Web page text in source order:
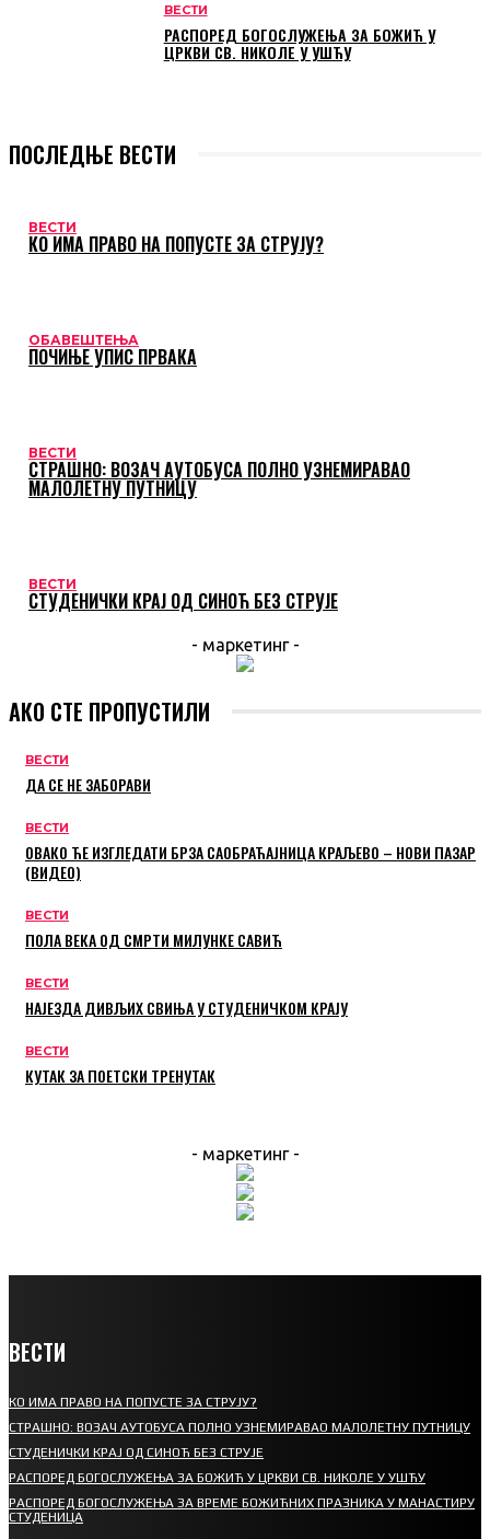
ВЕСТИ
РАСПОРЕД БОГОСЛУЖЕЊА ЗА БОЖИЋ У
ЦРКВИ СВ. НИКОЛЕ У УШЋУ
ПОСЛЕДЊЕ ВЕСТИ
ВЕСТИ
КО ИМА ПРАВО НА ПОПУСТЕ ЗА СТРУЈУ?
ОБАВЕШТЕЊА
ПОЧИЊЕ УПИС ПРВАКА
ВЕСТИ
СТРАШНО: ВОЗАЧ АУТОБУСА ПОЛНО УЗНЕМИРАВАО
МАЛОЛЕТНУ ПУТНИЦУ
ВЕСТИ
СТУДЕНИЧКИ КРАЈ ОД СИНОЋ БЕЗ СТРУЈЕ
- маркетинг -
АКО СТЕ ПРОПУСТИЛИ
ВЕСТИ
ДА СЕ НЕ ЗАБОРАВИ
ВЕСТИ
ОВАКО ЋЕ ИЗГЛЕДАТИ БРЗА САОБРАЋАЈНИЦА КРАЉЕВО – НОВИ ПАЗАР
(ВИДЕО)
ВЕСТИ
ПОЛА ВЕКА ОД СМРТИ МИЛУНКЕ САВИЋ
ВЕСТИ
НАЈЕЗДА ДИВЉИХ СВИЊА У СТУДЕНИЧКОМ КРАЈУ
ВЕСТИ
КУТАК ЗА ПОЕТСКИ ТРЕНУТАК
- маркетинг -
ВЕСТИ
КО ИМА ПРАВО НА ПОПУСТЕ ЗА СТРУЈУ?
СТРАШНО: ВОЗАЧ АУТОБУСА ПОЛНО УЗНЕМИРАВАО МАЛОЛЕТНУ ПУТНИЦУ
СТУДЕНИЧКИ КРАЈ ОД СИНОЋ БЕЗ СТРУЈЕ
РАСПОРЕД БОГОСЛУЖЕЊА ЗА БОЖИЋ У ЦРКВИ СВ. НИКОЛЕ У УШЋУ
РАСПОРЕД БОГОСЛУЖЕЊА ЗА ВРЕМЕ БОЖИЋНИХ ПРАЗНИКА У МАНАСТИРУ
СТУДЕНИЦА